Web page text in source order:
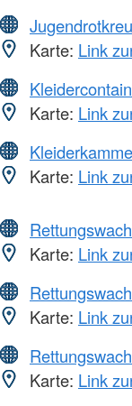
Karte: Link
Karte: Link
Karte: Link
Karte: Link
Karte: Link
Karte: Link